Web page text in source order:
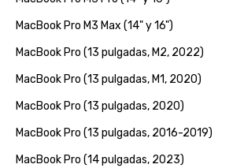
MacBook Pro M3 Max (14" y 16")
MacBook Pro (13 pulgadas, M2, 2022)
MacBook Pro (13 pulgadas, M1, 2020)
MacBook Pro (13 pulgadas, 2020)
MacBook Pro (13 pulgadas, 2016-2019)
MacBook Pro (14 pulgadas, 2023)